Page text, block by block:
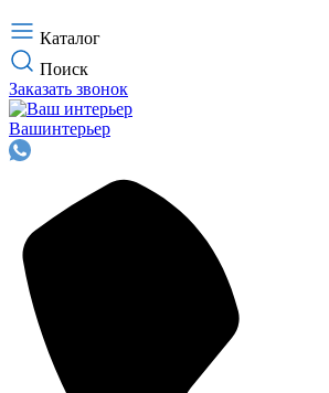
Каталог
Поиск
Заказать звонок
Вашинтерьер